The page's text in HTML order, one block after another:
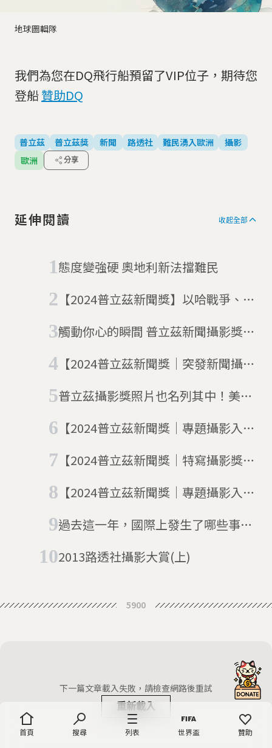
首頁 搜尋 列表 世界盃 贊助
地球圖輯隊
我們為您在DQ飛行船預留了VIP位子，期待您
登船贊助DQ
普立茲 普立茲獎 新聞 路透社 難民湧入歐洲
攝影
歐洲
分享
延伸閱讀 收起全部
態度變強硬 奧地利新法擋難民
【2024普立茲新聞獎】以哈戰爭、移
觸動你心的瞬間 普立茲新聞攝影獎來
【2024普立茲新聞獎｜突發新聞攝影
烽火與流離
普立茲攝影獎照片也名列其中！美聯
【2024普立茲新聞獎｜專題攝影入
起的非洲世代
【2024普立茲新聞獎｜特寫攝影獎】
最危險的移民路
【2024普立茲新聞獎｜專題攝影入
新意識、新青年
過去這一年，國際上發生了哪些事？
2013路透社攝影大賞(上)
5900
下一篇文章載入失敗，請檢查網路後重試
重新載入